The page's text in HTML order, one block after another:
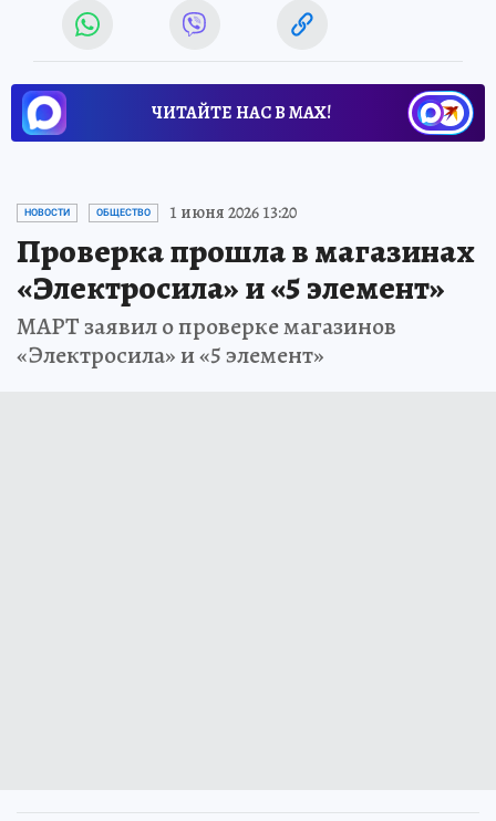
ЧИТАЙТЕ НАС В МАХ!
НОВОСТИ ОБЩЕСТВО 1 июня 2026 13:20
Проверка прошла в магазинах
«Электросила» и «5 элемент»
МАРТ заявил о проверке магазинов
«Электросила» и «5 элемент»